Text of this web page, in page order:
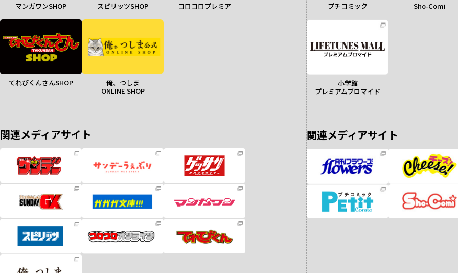
マンガワンSHOP スピリッツSHOP コロコロプレミア
てれびくんさんSHOP
俺、つしま
ONLINE SHOP
関連メディアサイト
プチコミック Sho-Comi
小学館
プレミアムブロマイド
関連メディアサイト